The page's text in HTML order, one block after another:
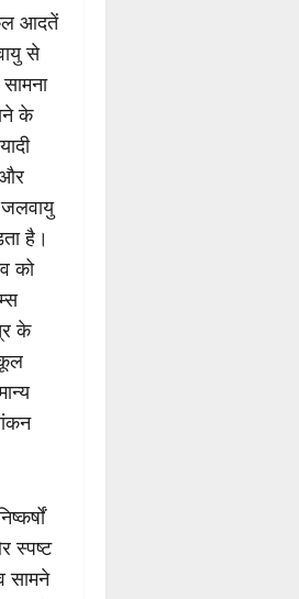
आदतें
से
के
और
जलवायु
है।
को
के
स्पष्ट
सामने